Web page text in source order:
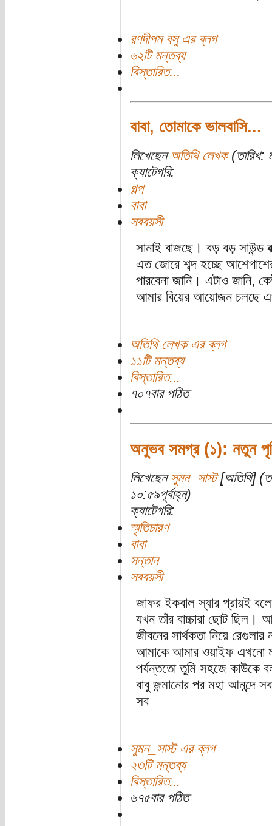
রণদীপম বসু এর ব্লগ
৬২টি মন্তব্য
বিস্তারিত...
বাবা, তোমাকে ভালবাসি...
লিখেছেন অতিথি লেখক(তারিখ:
ক্যাটেগরি:
গল্প
বাবা
সববয়সী
সানাই বাজছে। বড় বড় সাউন্ড
এত জোরে শব্দ হচ্ছে
পারবেনা জানি। এটাও জানি,
আমার বিয়ের আয়োজন চলছে
অতিথি লেখক এর ব্লগ
১১টি মন্তব্য
বিস্তারিত...
৭০৭বার পঠিত
অনুভব সমগ্র (১): নতুন
লিখেছেন সুমন_সাস্ট[অতিথি]
১০:৫৯পূর্বাহ্ন)
ক্যাটেগরি:
স্মৃতিচারণ
বাবা
সন্তান
সববয়সী
জাফর ইকবাল স্যার প্রায়ই
যখন তাঁর বাচ্চারা ছোট ছিল।
জীবনের সার্থকতা নিয়ে
আমাকে আমার ওয়াইফ এখনো
পর্যন্ততো তুমি সহজে কাউকে
বাবু জন্মানোর পর মহা আনন্দে
সব
সুমন_সাস্ট এর ব্লগ
২৩টি মন্তব্য
বিস্তারিত...
৬৭৫বার পঠিত